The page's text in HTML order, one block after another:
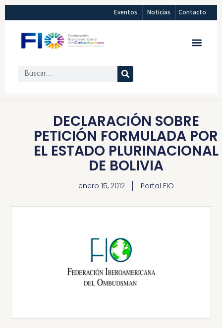
Eventos Noticias Contacto
DECLARACIÓN SOBRE
PETICIÓN FORMULADA POR
EL ESTADO PLURINACIONAL
DE BOLIVIA
enero 15, 2012 Portal FIO